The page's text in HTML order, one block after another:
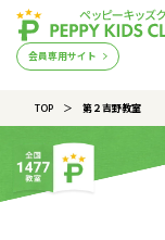
会員専用サイト
TOP 第２吉野教室